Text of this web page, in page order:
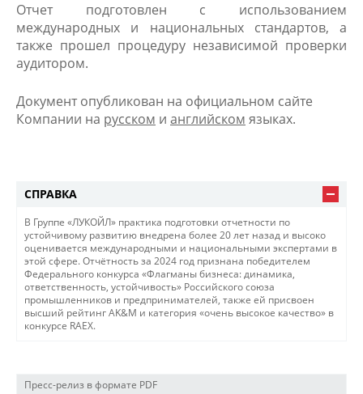
Отчет подготовлен с использованием
международных и национальных стандартов, а
также прошел процедуру независимой проверки
аудитором.
Документ опубликован на официальном сайте
Компании на русском и английском​ ​языках.
СПРАВКА
В Группе «ЛУКОЙЛ» практика подготовки отчетности по
устойчивому развитию внедрена более 20 лет назад и высоко
оценивается международными и национальными экспертами в
этой сфере. Отчётность за 2024 год признана победителем
Федерального конкурса «Флагманы бизнеса: динамика,
ответственность, устойчивость» Российского союза
промышленников и предпринимателей, также ей присвоен
высший рейтинг AK&M и категория «очень высокое качество» в
конкурсе RAEX.
Пресс-релиз в формате PDF